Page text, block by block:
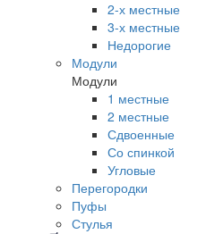
2-х местные
3-х местные
Недорогие
Модули
Модули
1 местные
2 местные
Сдвоенные
Со спинкой
Угловые
Перегородки
Пуфы
Стулья